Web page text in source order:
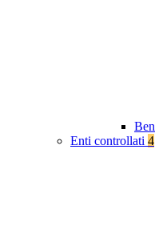
Enti controllati 4